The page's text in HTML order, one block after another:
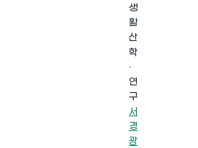
생
활
산
학
·
연
구
서
경
광